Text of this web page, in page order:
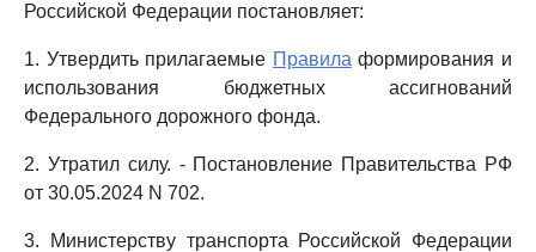
Российской Федерации постановляет:
1. Утвердить прилагаемые Правила формирования и
использования бюджетных ассигнований
Федерального дорожного фонда.
2. Утратил силу. - Постановление Правительства РФ
от 30.05.2024 N 702.
3. Министерству транспорта Российской Федерации